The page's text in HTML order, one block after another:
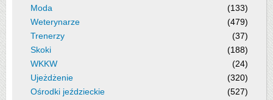
Moda
(133)
Weterynarze
(479)
Trenerzy
(37)
Skoki
(188)
WKKW
(24)
Ujeżdżenie
(320)
Ośrodki jeździeckie
(527)